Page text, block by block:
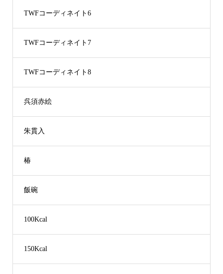
TWFコーディネイト6
TWFコーディネイト7
TWFコーディネイト8
呉須赤絵
朱貫入
椿
飯碗
100Kcal
150Kcal